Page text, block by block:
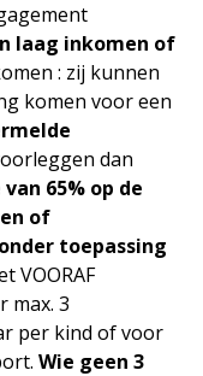
laag inkomen of
: zij kunnen
komen voor een
dan
65% op de
of
toepassing
VOORAF
max. 3
per kind of voor
Wie geen 3